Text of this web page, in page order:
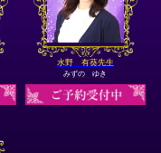
水野 有葵先生
みずの ゆき